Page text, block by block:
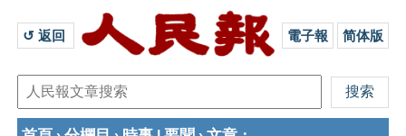
↺ 返回 電子報 简体版